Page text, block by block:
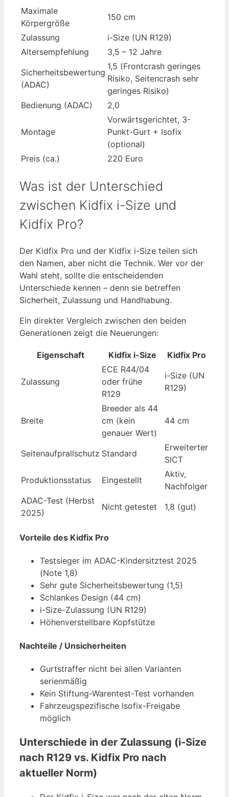
Maximale
Körpergröße
150 cm
Zulassung
i-Size (UN R129)
Altersempfehlung
3,5 – 12 Jahre
Sicherheitsbewertung
(ADAC)
1,5 (Frontcrash geringes
Risiko, Seitencrash sehr
geringes Risiko)
Bedienung (ADAC)
2,0
Montage
Vorwärtsgerichtet, 3-
Punkt-Gurt + Isofix
(optional)
Preis (ca.)
220 Euro
Was ist der Unterschied
zwischen Kidfix i-Size und
Kidfix Pro?
Der Kidfix Pro und der Kidfix i-Size teilen sich
den Namen, aber nicht die Technik. Wer vor der
Wahl steht, sollte die entscheidenden
Unterschiede kennen – denn sie betreffen
Sicherheit, Zulassung und Handhabung.
Ein direkter Vergleich zwischen den beiden
Generationen zeigt die Neuerungen:
Eigenschaft Kidfix i-Size Kidfix Pro
Zulassung
ECE R44/04
oder frühe
R129
i-Size (UN
R129)
Breite
Breeder als 44
cm (kein
genauer Wert)
44 cm
Seitenaufprallschutz Standard
Erweiterter
SICT
Produktionsstatus
Eingestellt
Aktiv,
Nachfolger
ADAC-Test (Herbst
2025)
Nicht getestet 1,8 (gut)
Vorteile des Kidfix Pro
Testsieger im ADAC-Kindersitztest 2025
(Note 1,8)
Sehr gute Sicherheitsbewertung (1,5)
Schlankes Design (44 cm)
i-Size-Zulassung (UN R129)
Höhenverstellbare Kopfstütze
Nachteile / Unsicherheiten
Gurtstraffer nicht bei allen Varianten
serienmäßig
Kein Stiftung-Warentest-Test vorhanden
Fahrzeugspezifische Isofix-Freigabe
möglich
Unterschiede in der Zulassung (i-Size
nach R129 vs. Kidfix Pro nach
aktueller Norm)